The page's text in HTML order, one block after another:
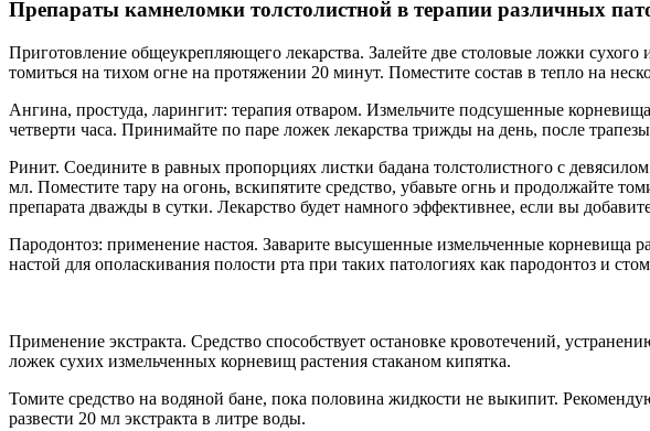
Препараты камнеломки толстолистной в терапии различных
Приготовление общеукрепляющего лекарства. Залейте две столовые ложки сухого
томиться на тихом огне на протяжении 20 минут. Поместите состав в тепло на
Ангина, простуда, ларингит: терапия отваром. Измельчите подсушенные
четверти часа. Принимайте по паре ложек лекарства трижды на день, после
Ринит. Соедините в равных пропорциях листки бадана толстолистного с
мл. Поместите тару на огонь, вскипятите средство, убавьте огнь и продолжайте
препарата дважды в сутки. Лекарство будет намного эффективнее, если вы
Пародонтоз: применение настоя. Заварите высушенные измельченные корневища
настой для ополаскивания полости рта при таких патологиях как пародонтоз и
Применение экстракта. Средство способствует остановке кровотечений,
ложек сухих измельченных корневищ растения стаканом кипятка.
Томите средство на водяной бане, пока половина жидкости не выкипит.
развести 20 мл экстракта в литре воды.